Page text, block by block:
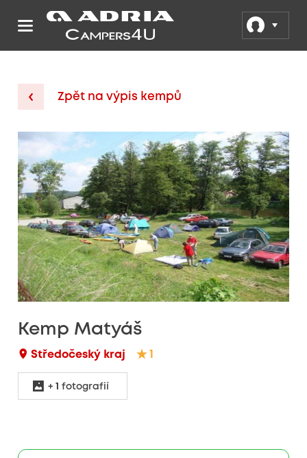
Zpět na výpis kempů
Kemp Matyáš
Středočeský kraj
+1 fotografií